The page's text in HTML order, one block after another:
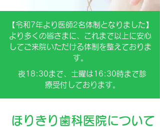
【令和7年より医師2名体制となりました】
より多くの皆さまに、これまで以上に安心
してご来院いただける体制を整えておりま
す。
夜18 :30まで、土曜は16:30時まで診
療受付しております。
ほりきり歯科医院について